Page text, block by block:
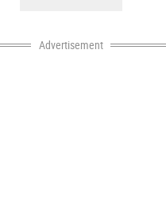
Advertisement